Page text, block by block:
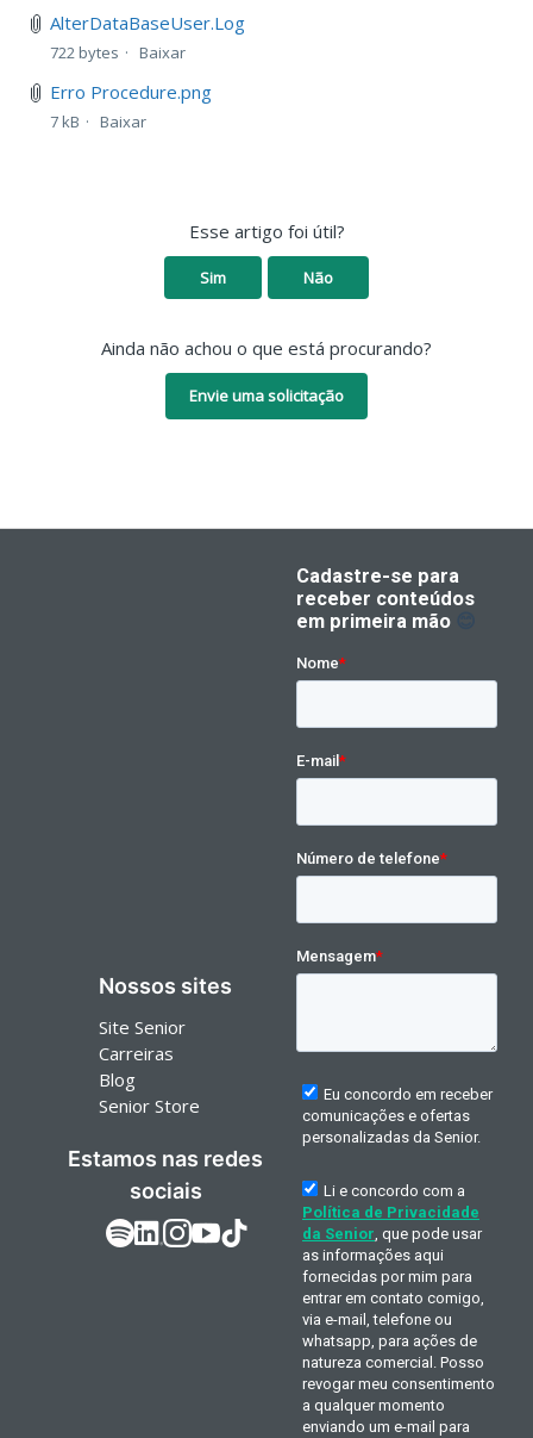
AlterDataBaseUser.Log
722 bytes Baixar
Erro Procedure.png
7 kB Baixar
Esse artigo foi útil?
Sim Não
Ainda não achou o que está procurando?
Envie uma solicitação
Nossos sites
Site Senior
Carreiras
Blog
Senior Store
Estamos nas redes
sociais